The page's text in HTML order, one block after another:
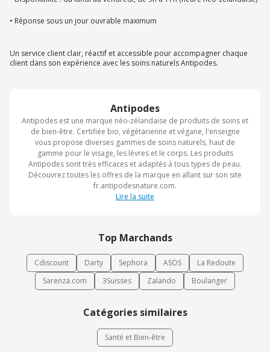
Antipodes
Antipodes est une marque néo-zélandaise de produits de soins et
de bien-être. Certifiée bio, végétarienne et végane, l'enseigne
vous propose diverses gammes de soins naturels, haut de
gamme pour le visage, les lèvres et le corps. Les produits
Antipodes sont très efficaces et adaptés à tous types de peau.
Découvrez toutes les offres de la marque en allant sur son site
fr.antipodesnature.com.
Lire la suite
Top Marchands
Cdiscount Darty Sephora ASOS
La Redoute
Sarenza.com
3Suisses Zalando Boulanger
Catégories similaires
Santé et Bien-être
• Réponse sous un jour ouvrable maximum
Un service client clair, réactif et accessible pour accompagner chaque
client dans son expérience avec les soins naturels Antipodes.